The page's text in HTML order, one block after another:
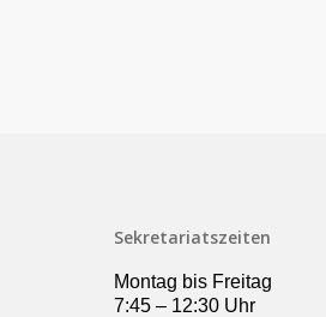
Sekretariatszeiten
Montag bis Freitag
7:45 – 12:30 Uhr